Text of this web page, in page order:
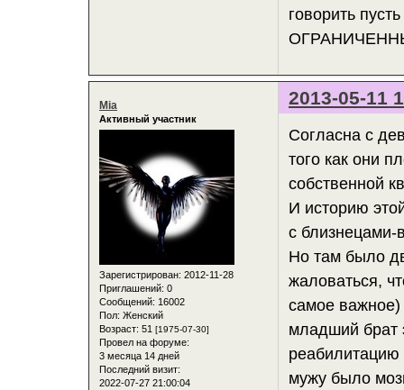
говорить
2013-05-11
Mia
Активный участник
Зарегистрирован: 2012-11-28
Приглашений: 0
Сообщений: 16002
Пол: Женский
Возраст: 51 [1975-07-30]
Провел на форуме:
3 месяца 14 дней
Последний визит:
2022-07-27 21:00:04
Согласна с
того как они
собственной
И историю
с
Но там было
жаловаться,
самое
младший брат
реабилитацию
мужу было